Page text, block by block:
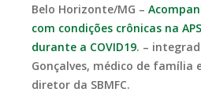
Belo Horizonte/MG –
com condições crônicas na
durante a COVID19. –
Gonçalves, médico de família
diretor da SBMFC.